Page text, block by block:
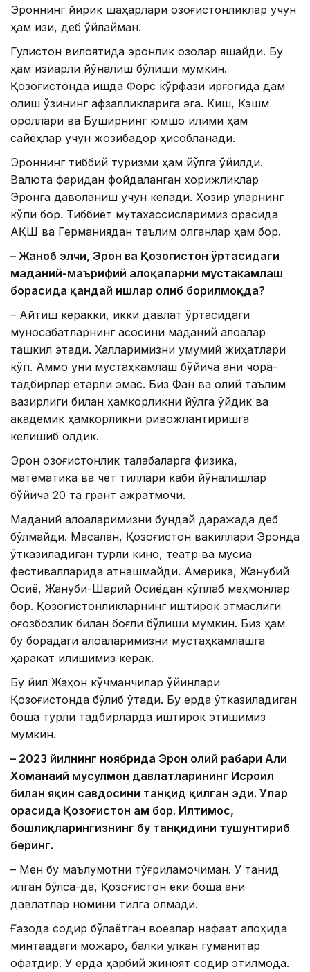
Эроннинг йирик шаҳарлари қозоғистонликлар учун
ҳам қизиқ, деб ўйлайман.
Гулистон вилоятида эронлик қозоқлар яшайди. Бу
ҳам қизиқарли йўналиш бўлиши мумкин.
Қозоғистонда қишда Форс кўрфази қирғоғида дам
олиш ўзининг афзалликларига эга. Киш, Кэшм
ороллари ва Буширнинг юмшоқ иқлими ҳам
сайёҳлар учун жозибадор ҳисобланади.
Эроннинг тиббий туризми ҳам йўлга қўйилди.
Валюта фарқидан фойдаланган хорижликлар
Эронга даволаниш учун келади. Ҳозир уларнинг
кўпи бор. Тиббиёт мутахассисларимиз орасида
АҚШ ва Германиядан таълим олганлар ҳам бор.
– Жаноб элчи, Эрон ва Қозоғистон ўртасидаги
маданий-маърифий алоқаларни мустаҳкамлаш
борасида қандай ишлар олиб борилмоқда?
– Айтиш керакки, икки давлат ўртасидаги
муносабатларнинг асосини маданий алоқалар
ташкил этади. Халқларимизни умумий жиҳатлари
кўп. Аммо уни мустаҳкамлаш бўйича аниқ чора-
тадбирлар етарли эмас. Биз Фан ва олий таълим
вазирлиги билан ҳамкорликни йўлга қўйдик ва
академик ҳамкорликни ривожлантиришга
келишиб олдик.
Эрон қозоғистонлик талабаларга физика,
математика ва чет тиллари каби йўналишлар
бўйича 20 та грант ажратмоқчи.
Маданий алоқаларимизни бундай даражада деб
бўлмайди. Масалан, Қозоғистон вакиллари Эронда
ўтказиладиган турли кино, театр ва мусиқа
фестивалларида қатнашмайди. Америка, Жанубий
Осиё, Жануби-Шарқий Осиёдан кўплаб меҳмонлар
бор. Қозоғистонликларнинг иштирок этмаслиги
қоғозбозлик билан боғлиқ бўлиши мумкин. Биз ҳам
бу борадаги алоқаларимизни мустаҳкамлашга
ҳаракат қилишимиз керак.
Бу йил Жаҳон кўчманчилар ўйинлари
Қозоғистонда бўлиб ўтади. Бу ерда ўтказиладиган
бошқа турли тадбирларда иштирок этишимиз
мумкин.
– 2023 йилнинг ноябрида Эрон олий раҳбари Али
Хоманаий мусулмон давлатларининг Исроил
билан яқин савдосини танқид қилган эди. Улар
орасида Қозоғистон ҳам бор. Илтимос,
бошлиқларингизнинг бу танқидини тушунтириб
беринг.
– Мен бу маълумотни тўғриламоқчиман. У танқид
қилган бўлса-да, Қозоғистон ёки бошқа аниқ
давлатлар номини тилга олмади.
Ғазода содир бўлаётган воқеалар нафақат алоҳида
минтақадаги можаро, балки улкан гуманитар
офатдир. У ерда ҳарбий жиноят содир этилмоқда.